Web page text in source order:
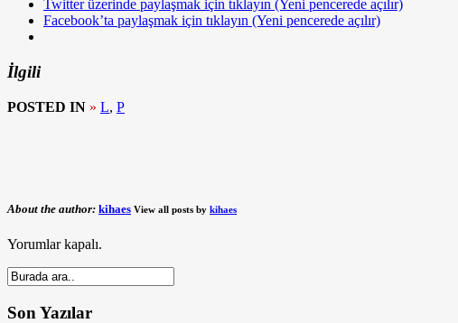
Twitter üzerinde paylaşmak için tıklayın (Yeni pencerede açılır)
Facebook’ta paylaşmak için tıklayın (Yeni pencerede açılır)
İlgili
POSTED IN » L, P
About the author: kihaes View all posts by kihaes
Yorumlar kapalı.
Son Yazılar